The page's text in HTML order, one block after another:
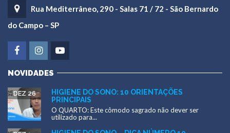
Rua Mediterrâneo, 290 - Salas 71 / 72 - São Bernardo
do Campo – SP
NOVIDADES
HIGIENE DO SONO: 10 ORIENTAÇÕES
PRINCIPAIS
DEZ 26
O QUARTO: Este cômodo sagrado não dever ser
utilizado para...